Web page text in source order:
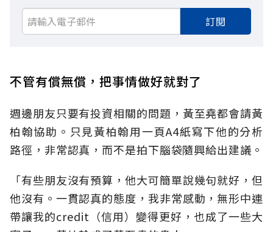
訂閱
不管有償無償，把事情做好就對了
週邊朋友只要有投資相關的問題，黃至堯都會請黃
柏翰協助。只見黃柏翰用一頁A4紙寫下他的分析
路徑，非常認真，而不是拍下腦袋隨興給出建議。
「有些朋友沒有預算，他大可簡單說幾句就好，但
他沒有。一貫認真的態度，我非常感動，無形中連
帶讓我的credit（信用）變得更好，也成了一些大